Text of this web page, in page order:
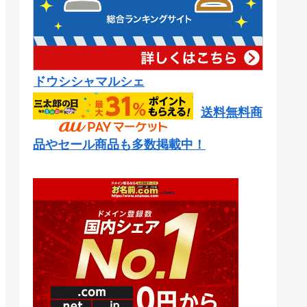
ドウシシャマルシェ
送料無料商
品やセール商品も多数掲載中！